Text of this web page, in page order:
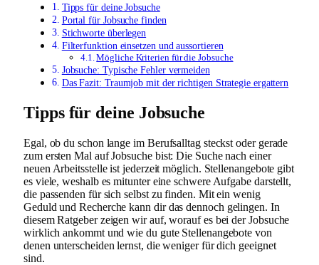
Tipps für deine Jobsuche
Portal für Jobsuche finden
Stichworte überlegen
Filterfunktion einsetzen und aussortieren
Mögliche Kriterien für die Jobsuche
Jobsuche: Typische Fehler vermeiden
Das Fazit: Traumjob mit der richtigen Strategie ergattern
Tipps für deine Jobsuche
Egal, ob du schon lange im Berufsalltag steckst oder gerade
zum ersten Mal auf Jobsuche bist: Die Suche nach einer
neuen Arbeitsstelle ist jederzeit möglich. Stellenangebote gibt
es viele, weshalb es mitunter eine schwere Aufgabe darstellt,
die passenden für sich selbst zu finden. Mit ein wenig
Geduld und Recherche kann dir das dennoch gelingen. In
diesem Ratgeber zeigen wir auf, worauf es bei der Jobsuche
wirklich ankommt und wie du gute Stellenangebote von
denen unterscheiden lernst, die weniger für dich geeignet
sind.